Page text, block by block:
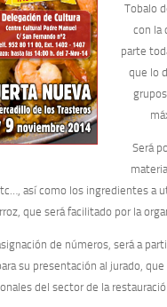
Tobalo
con la
parte
que lo
Será
así como los ingredientes a
que será facilitado por la
de números, será a
su presentación al jurado,
del sector de la